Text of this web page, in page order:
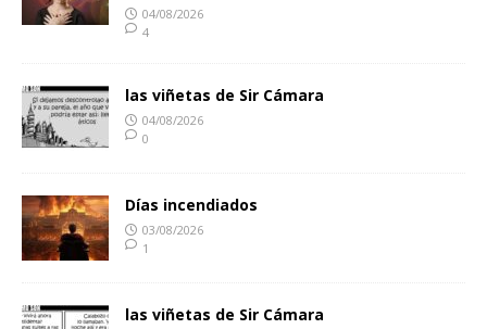
04/08/2026
4
las viñetas de Sir Cámara
04/08/2026
0
Días incendiados
03/08/2026
1
las viñetas de Sir Cámara